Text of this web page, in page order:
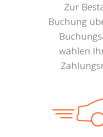
Zur
Buchung
wählen